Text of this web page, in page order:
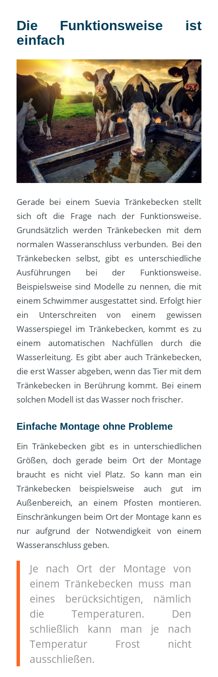
Die Funktionsweise ist
einfach
Gerade bei einem Suevia Tränkebecken stellt
sich oft die Frage nach der Funktionsweise.
Grundsätzlich werden Tränkebecken mit dem
normalen Wasseranschluss verbunden. Bei den
Tränkebecken selbst, gibt es unterschiedliche
Ausführungen bei der Funktionsweise.
Beispielsweise sind Modelle zu nennen, die mit
einem Schwimmer ausgestattet sind. Erfolgt hier
ein Unterschreiten von einem gewissen
Wasserspiegel im Tränkebecken, kommt es zu
einem automatischen Nachfüllen durch die
Wasserleitung. Es gibt aber auch Tränkebecken,
die erst Wasser abgeben, wenn das Tier mit dem
Tränkebecken in Berührung kommt. Bei einem
solchen Modell ist das Wasser noch frischer.
Einfache Montage ohne Probleme
Ein Tränkebecken gibt es in unterschiedlichen
Größen, doch gerade beim Ort der Montage
braucht es nicht viel Platz. So kann man ein
Tränkebecken beispielsweise auch gut im
Außenbereich, an einem Pfosten montieren.
Einschränkungen beim Ort der Montage kann es
nur aufgrund der Notwendigkeit von einem
Wasseranschluss geben.
Je nach Ort der Montage von
einem Tränkebecken muss man
eines berücksichtigen, nämlich
die Temperaturen. Den
schließlich kann man je nach
Temperatur Frost nicht
ausschließen.